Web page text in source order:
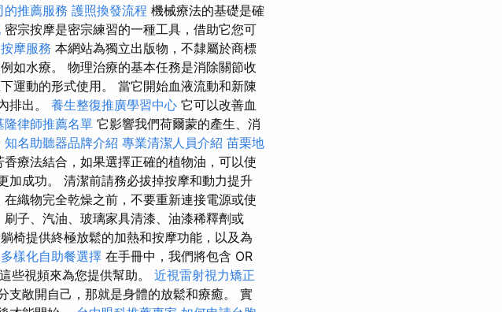
的推薦服務 護照換發流程 機械療法的基礎是確
密宗按摩是密宗練習的一種工具，借助它您可
摩服務 本網站為獨立出版物，不隸屬於商標
如水療。 物理治療的基本任務是消除關節收
運動的形式使用。 當它開始血液流動和新陳
排出。 養生整復推廣學習中心 它可以改善血
隆律師推薦名單 它影響我們荷爾蒙的產生、消
知名助聽器品牌介紹 專業清潔人員介紹 苗栗地
香療法結合，如果選擇正確的植物油，可以使
加成功。 清潔前請務必拔掉按摩和動力提升
在織物完全乾燥之前，不要重新連接電源或使
子、汽油、玻璃家具清漆、油漆稀釋劑或
椅提供終極放鬆的加熱和按摩功能，以及為
多樣化自助餐選擇 在手冊中，我們將包含 OR
些視頻來為您提供幫助。 近視雷射視力矯正
支敞開自己，那就是身體的放鬆和療癒。 實